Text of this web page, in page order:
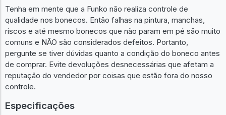
Tenha em mente que a Funko não realiza controle de
qualidade nos bonecos. Então falhas na pintura, manchas,
riscos e até mesmo bonecos que não param em pé são muito
comuns e NÃO são considerados defeitos. Portanto,
pergunte se tiver dúvidas quanto a condição do boneco antes
de comprar. Evite devoluções desnecessárias que afetam a
reputação do vendedor por coisas que estão fora do nosso
controle.
Especificações